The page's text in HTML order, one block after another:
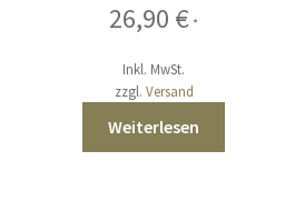
26,90 € *
Inkl. MwSt.
zzgl. Versand
Weiterlesen